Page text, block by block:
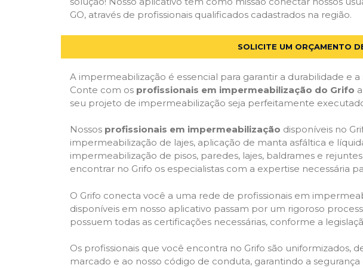
GO, através de profissionais qualificados cadastrados na região.
SOLICITE UM ORÇAMENTO
A impermeabilização é essencial para garantir a durabilidade e
Conte com os profissionais em impermeabilização do Grifo
seu projeto de impermeabilização seja perfeitamente
Nossos profissionais em impermeabilização disponíveis no
impermeabilização de lajes, aplicação de manta asfáltica e
impermeabilização de pisos, paredes, lajes, baldrames e
encontrar no Grifo os especialistas com a expertise necessária
O Grifo conecta você a uma rede de profissionais em
disponíveis em nosso aplicativo passam por um rigoroso
possuem todas as certificações necessárias, conforme a
Os profissionais que você encontra no Grifo são
marcado e ao nosso código de conduta, garantindo a